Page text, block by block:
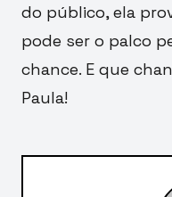
do público, ela
pode ser o palco
chance. E que
Paula!